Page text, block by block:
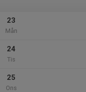
23
Mån
24
Tis
25
Ons